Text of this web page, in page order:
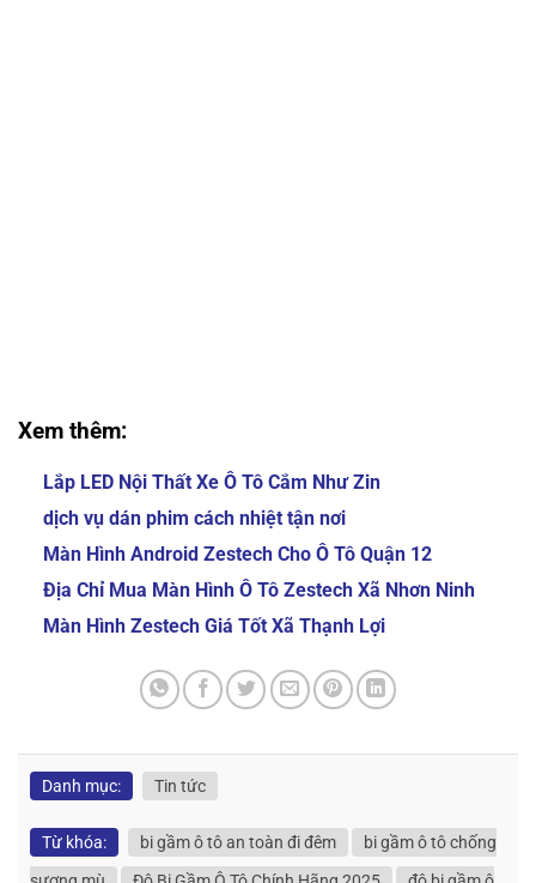
Xem thêm:
Lắp LED Nội Thất Xe Ô Tô Cắm Như Zin
dịch vụ dán phim cách nhiệt tận nơi
Màn Hình Android Zestech Cho Ô Tô Quận 12
Địa Chỉ Mua Màn Hình Ô Tô Zestech Xã Nhơn Ninh
Màn Hình Zestech Giá Tốt Xã Thạnh Lợi
Danh mục: Tin tức
Từ khóa: bi gầm ô tô an toàn đi đêm
bi gầm ô tô chống